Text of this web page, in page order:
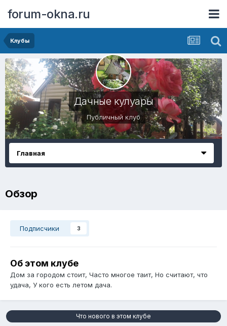
forum-okna.ru
Клубы
Дачные кулуары
Публичный клуб
Главная
Обзор
Подписчики 3
Об этом клубе
Дом за городом стоит, Часто многое таит, Но считают, что
удача, У кого есть летом дача.
Что нового в этом клубе